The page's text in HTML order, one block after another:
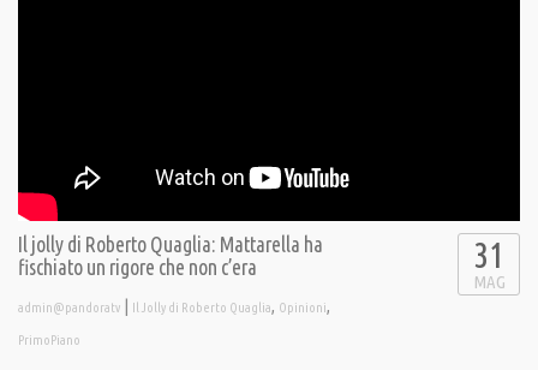
Il jolly di Roberto Quaglia: Mattarella ha
fischiato un rigore che non c’era
admin@pandoratv | Il Jolly di Roberto Quaglia, Opinioni,
PrimoPiano
31
MAG